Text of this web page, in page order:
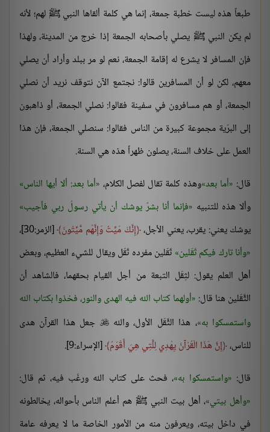
طبعاً هذه ليست خطبة جمعة، إنما هي كلمة ألقاها النبي ﷺ لهم؛ لأنه
لم يكن النبي ﷺ يصلي بأصحابه الجمعة إذا خرج من المدينة، ولهذا
فإن المسافر لا يشرع له إقامة الجمعة، نعم لو مر ببلد وأراد أن يصلي
معهم، لكن لو أن المسافرين قالوا: نجتمع الآن نتوقف نريد أن نصلي
الجمعة، أو هم مسافرون في سفينة فقالوا: نصلي الجمعة، أو ذاهبون
إلى البرّية مجموعة كبيرة من الناس فقالوا: سنصلي الجمعة، فإن هذا
العمل على خلاف السنة، يصلون ظهراً هذه هي السنة.
قال: أما بعد وهذه كلمة تقال لفصل الكلام، أما بعد: ألا أيها الناس
وألا هذه للتنبيه فإنما أنا بشرٌ يوشك أن يأتي رسولُ ربي فأجيب
يوشك يعني: يقرب، يعني الأجل، إِنَّكَ مَيِّتٌ وَإِنَّهُم مَّيِّتُونَ [الزمر:30]،
وأنا تارك فيكم ثَقَلين ثَقَلين مفرده ثَقَل ويقال للشيء العظيم، وبعض
أهل العلم يقول: لثِقَل التبعة من أجل القيام بحقهما، فالشاهد أن
الثَّقَلين هنا قال: أولهما كتاب الله فيه الهدى والنور، فخذوا بكتاب الله
واستمسكوا به ، هذا الثَّقَل الأول، والله جعل هذا القرآن هدى
للناس، إِنَّ هَذَا الْقُرْآنَ يِهْدِي لِلَّتِي هِيَ أَقْوَمُ [الإسراء:9].
قال: واستمسكوا به ، فحث على كتاب الله ورغّب فيه، ثم قال:
وأهل بيتي ، أهل بيت النبي ﷺ هم أعلم الناس بأحواله، يخالطونه
في داخل بيته، ويعرفون منه من الأمور الخاصة ما لا يعرفه عامة